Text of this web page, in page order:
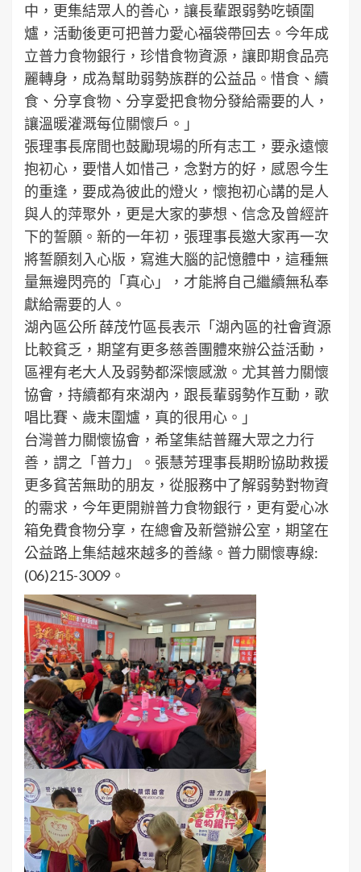
中，更集結眾人的善心，讓長輩跟弱勢吃頓圍
爐，活動後更可把普力愛心福袋帶回去。今年成
立普力食物銀行，珍惜食物資源，讓即期食品亮
麗轉身，成為幫助弱勢族群的公益品。惜食、續
食、分享食物、分享愛把食物分發給需要的人，
讓溫暖灌溉每位關懷戶。｣
張理事長席間也鼓勵現場的所有志工，要永遠懷
抱初心，要惜人如惜己，念對方的好，感恩今生
的重逢，要成為彼此的燈火，懷抱初心講的是人
與人的萍聚外，更是大家的夢想、信念及曾經許
下的誓願。新的一年初，張理事長邀大家再一次
將誓願刻入心版，寫進大腦的記憶體中，這種無
量無邊閃亮的「真心」，才能將自己繼續無私奉
獻給需要的人。
湖內區公所 薛茂竹區長表示「湖內區的社會資源
比較貧乏，期望有更多慈善團體來辦公益活動，
區裡有老大人及弱勢都深懷感激。尤其普力關懷
協會，持續都有來湖內，跟長輩弱勢作互動，歌
唱比賽、歲末圍爐，真的很用心。」
台灣普力關懷協會，希望集結普羅大眾之力行
善，謂之「普力」。張慧芳理事長期盼協助救援
更多貧苦無助的朋友，從服務中了解弱勢對物資
的需求，今年更開辦普力食物銀行，更有愛心冰
箱免費食物分享，在總會及新營辦公室，期望在
公益路上集結越來越多的善緣。普力關懷專線:
(06)215-3009。